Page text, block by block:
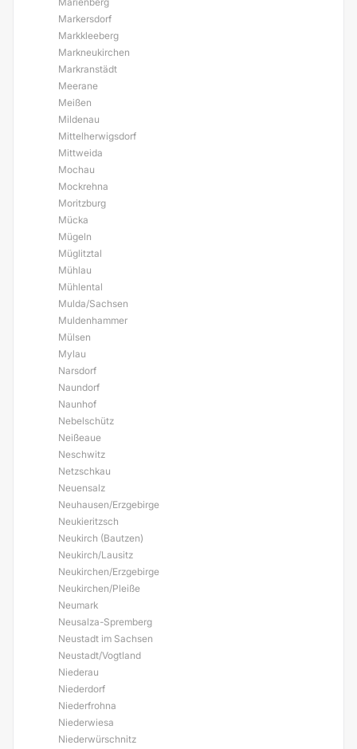
Markersdorf
Markkleeberg
Markneukirchen
Markranstädt
Meerane
Meißen
Mildenau
Mittelherwigsdorf
Mittweida
Mochau
Mockrehna
Moritzburg
Mücka
Mügeln
Müglitztal
Mühlau
Mühlental
Mulda/Sachsen
Muldenhammer
Mülsen
Mylau
Narsdorf
Naundorf
Naunhof
Nebelschütz
Neißeaue
Neschwitz
Netzschkau
Neuensalz
Neuhausen/Erzgebirge
Neukieritzsch
Neukirch (Bautzen)
Neukirch/Lausitz
Neukirchen/Erzgebirge
Neukirchen/Pleiße
Neumark
Neusalza-Spremberg
Neustadt im Sachsen
Neustadt/Vogtland
Niederau
Niederdorf
Niederfrohna
Niederwiesa
Niederwürschnitz